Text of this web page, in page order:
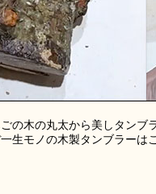
の木の丸太から美しタン
生モノの木製タンブラーは